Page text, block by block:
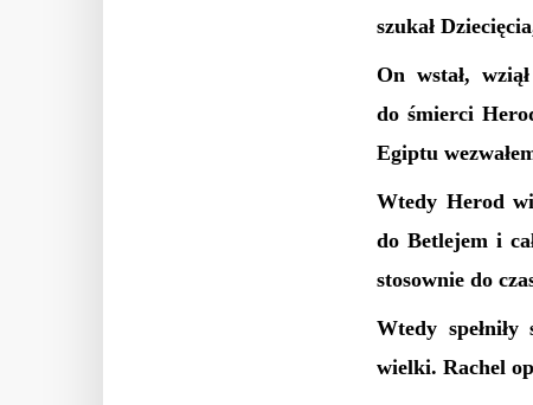
szukał
On wstał,
do śmierci
Egiptu
Wtedy Herod
do Betlejem i
stosownie do
Wtedy
wielki. Rachel